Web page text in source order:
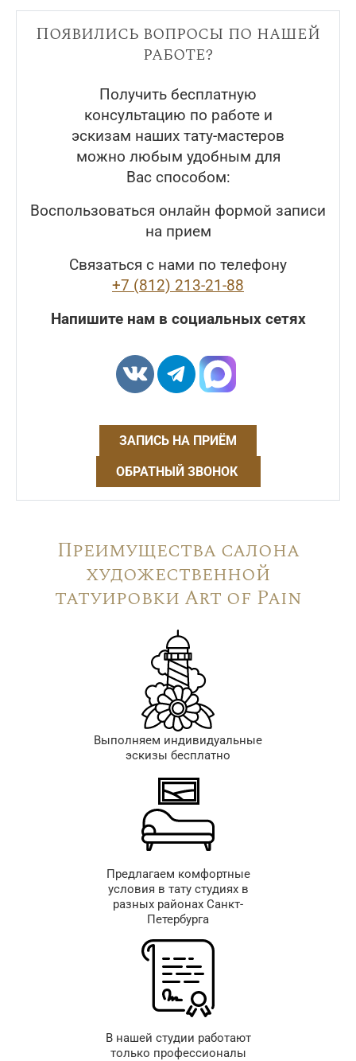
Появились вопросы по нашей
работе?
Получить бесплатную
консультацию по работе и
эскизам наших тату-мастеров
можно любым удобным для
Вас способом:
Воспользоваться онлайн формой записи
на прием
Связаться с нами по телефону
+7 (812) 213-21-88
Напишите нам в социальных сетях
ЗАПИСЬ НА ПРИЁМ
ОБРАТНЫЙ ЗВОНОК
Преимущества салона
художественной
татуировки Art of Pain
Выполняем индивидуальные
эскизы бесплатно
Предлагаем комфортные
условия в тату студиях в
разных районах Санкт-
Петербурга
В нашей студии работают
только профессионалы